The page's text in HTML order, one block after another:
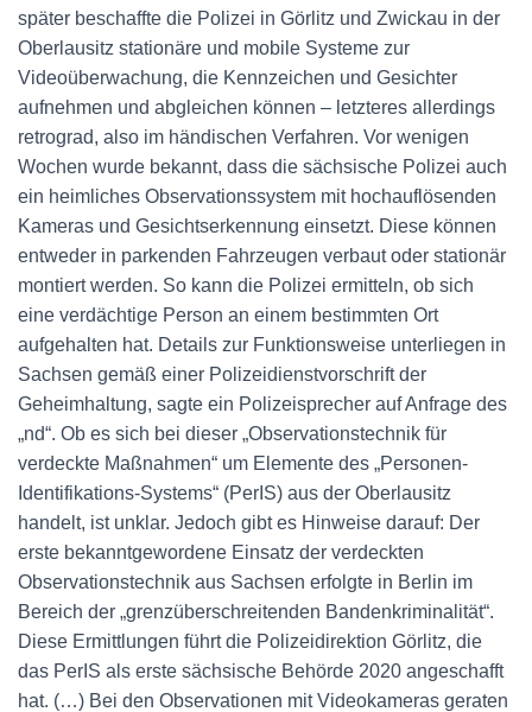
später beschaffte die Polizei in Görlitz und Zwickau in der
Oberlausitz stationäre und mobile Systeme zur
Videoüberwachung, die Kennzeichen und Gesichter
aufnehmen und abgleichen können – letzteres allerdings
retrograd, also im händischen Verfahren. Vor wenigen
Wochen wurde bekannt, dass die sächsische Polizei auch
ein heimliches Observationssystem mit hochauflösenden
Kameras und Gesichtserkennung einsetzt. Diese können
entweder in parkenden Fahrzeugen verbaut oder stationär
montiert werden. So kann die Polizei ermitteln, ob sich
eine verdächtige Person an einem bestimmten Ort
aufgehalten hat. Details zur Funktionsweise unterliegen in
Sachsen gemäß einer Polizeidienstvorschrift der
Geheimhaltung, sagte ein Polizeisprecher auf Anfrage des
„nd“. Ob es sich bei dieser „Observationstechnik für
verdeckte Maßnahmen“ um Elemente des „Personen-
Identifikations-Systems“ (PerIS) aus der Oberlausitz
handelt, ist unklar. Jedoch gibt es Hinweise darauf: Der
erste bekanntgewordene Einsatz der verdeckten
Observationstechnik aus Sachsen erfolgte in Berlin im
Bereich der „grenzüberschreitenden Bandenkriminalität“.
Diese Ermittlungen führt die Polizeidirektion Görlitz, die
das PerIS als erste sächsische Behörde 2020 angeschafft
hat. (…) Bei den Observationen mit Videokameras geraten